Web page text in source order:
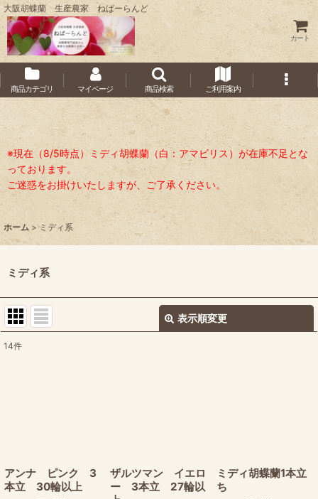
大阪胡蝶蘭 生産農家 ねばーらんど
カート
商品カテゴリ マイページ 商品検索 ご利用案内
※現在（8/5時点）ミディ胡蝶蘭（白：アマビリス）が在庫不足とな
っております。
ご迷惑をお掛けいたしますが、ご了承ください。
ホーム > ミディ系
ミディ系
表示順変更
絞り込む
14件
アンナ ピンク 3
本立 30輪以上
ザルツマン イエロ
ー 3本立 27輪以
ミディ胡蝶蘭1本立
ち